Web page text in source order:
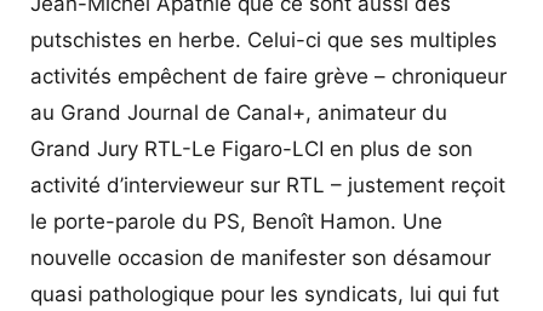
putschistes en herbe. Celui-ci que ses multiples
activités empêchent de faire grève – chroniqueur
au Grand Journal de Canal+, animateur du
Grand Jury RTL-Le Figaro-LCI en plus de son
activité d’intervieweur sur RTL – justement reçoit
le porte-parole du PS, Benoît Hamon. Une
nouvelle occasion de manifester son désamour
quasi pathologique pour les syndicats, lui qui fut